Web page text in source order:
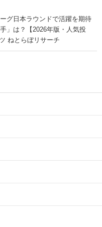
グ日本ラウンドで活躍を期待
」は？【2026年版・人気投
ねとらぼリサーチ